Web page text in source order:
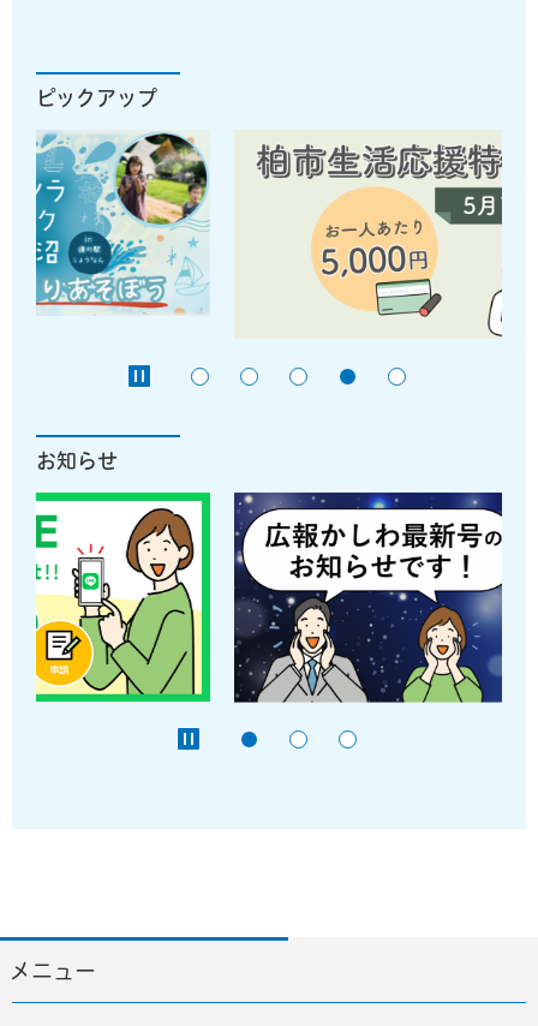
ピックアップ
お知らせ
メニュー